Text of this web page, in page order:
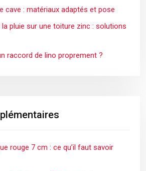
cave : matériaux adaptés et pose
pluie sur une toiture zinc : solutions
raccord de lino proprement ?
rouge 7 cm : ce qu’il faut savoir